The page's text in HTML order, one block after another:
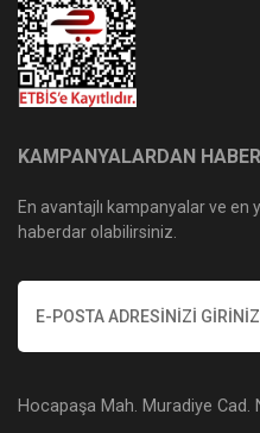
KAMPANYALARDAN
En avantajlı kampanyalar ve
haberdar olabilirsiniz.
Hocapaşa Mah. Muradiye Cad.